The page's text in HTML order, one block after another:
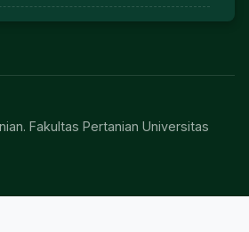
Fakultas Pertanian Universitas